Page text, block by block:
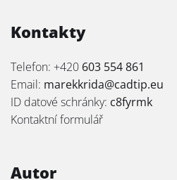
Kontakty
Telefon: +420 603 554 861
Email: marekkrida@cadtip.eu
ID datové schránky: c8fyrmk
Kontaktní formulář
Autor